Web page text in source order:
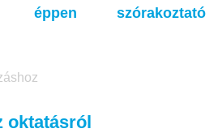
szórakoztató
oktatásról